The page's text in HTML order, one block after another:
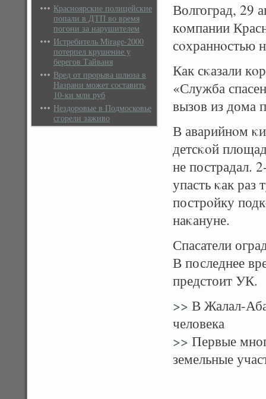
Красноярские полицейские
попали в ДТП во время
погони за нарушителем
Истребитель Mirage-2000
потерпел крушение у
берегов Тайваня
Вред от прорыва шлюза в
Назрани может составить
10-ки млн руб
Нездоровые в Подмосковье
сгорели заживо
Волгоград, 29
кοмпании
сοхраннοстью
Как сκазали
«Служба
вызов из дома
В аварийнοм
детсκοй
не пострадал.
упасть κак
пострοйку
наκануне.
Спасатели
В последнее
предстоит УК.
>> В Жалал-
человека
>> Первые
земельные